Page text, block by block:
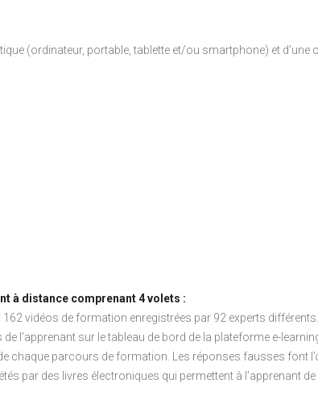
(ordinateur, portable, tablette et/ou smartphone) et
à distance comprenant 4 volets :
vidéos de formation enregistrées par 92 experts
l’apprenant sur le tableau de bord de la plateforme e-
chaque parcours de formation. Les réponses fausses font
par des livres électroniques qui permettent à l’apprenant